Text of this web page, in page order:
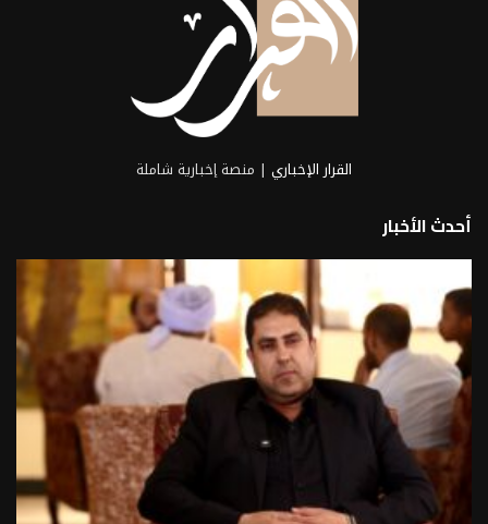
القرار الإخباري | منصة إخبارية شاملة
أحدث الأخبار